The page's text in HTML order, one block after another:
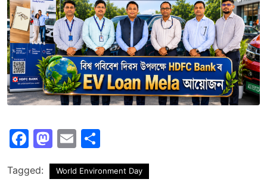
Facebook
Mastodon
Email
Tagged: World Environment Day